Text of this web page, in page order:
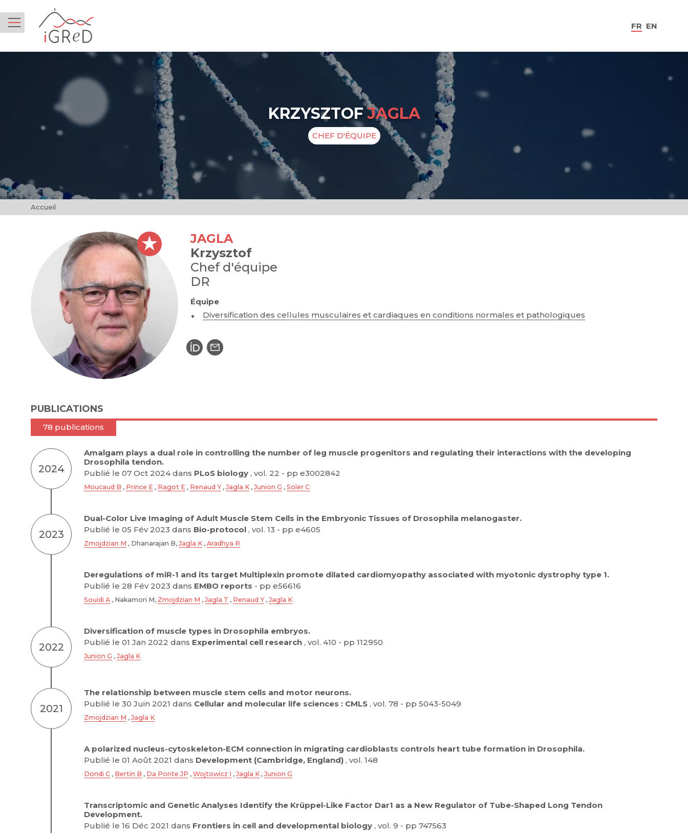
FR EN
Menu
KRZYSZTOFJAGLA
CHEF D'ÉQUIPE
Accueil
JAGLA
Krzysztof
Chef d'équipe
DR
Équipe
Diversification des cellules musculaires et cardiaques en conditions normales et pathologiques
PUBLICATIONS
78 publications
2024
Amalgam plays a dual role in controlling the number of leg muscle progenitors and regulating their interactions with the developing
Drosophila tendon.
Publié le 07 Oct 2024 dans PLoS biology , vol. 22 - pp e3002842
Moucaud B , Prince E , Ragot E , Renaud Y, Jagla K , Junion G , Soler C
2023
Dual-Color Live Imaging of Adult Muscle Stem Cells in the Embryonic Tissues of Drosophila melanogaster.
Publié le 05 Fév 2023 dans Bio-protocol , vol. 13 - pp e4605
Zmojdzian M , Dhanarajan B, Jagla K , Aradhya R
Deregulations of miR-1 and its target Multiplexin promote dilated cardiomyopathy associated with myotonic dystrophy type 1.
Publié le 28 Fév 2023 dans EMBO reports - pp e56616
Souidi A , Nakamori M, Zmojdzian M , Jagla T , Renaud Y, Jagla K
2022
Diversification of muscle types in Drosophila embryos.
Publié le 01 Jan 2022 dans Experimental cell research , vol. 410 - pp 112950
Junion G , Jagla K
2021
The relationship between muscle stem cells and motor neurons.
Publié le 30 Juin 2021 dans Cellular and molecular life sciences : CMLS , vol. 78 - pp 5043-5049
Zmojdzian M , Jagla K
A polarized nucleus-cytoskeleton-ECM connection in migrating cardioblasts controls heart tube formation in Drosophila.
Publié le 01 Août 2021 dans Development (Cambridge, England) , vol. 148
Dondi C , Bertin B , Da Ponte JP , Wojtowicz I , Jagla K , Junion G
Transcriptomic and Genetic Analyses Identify the Krüppel-Like Factor Dar1 as a New Regulator of Tube-Shaped Long Tendon
Development.
Publié le 16 Déc 2021 dans Frontiers in cell and developmental biology , vol. 9 - pp 747563